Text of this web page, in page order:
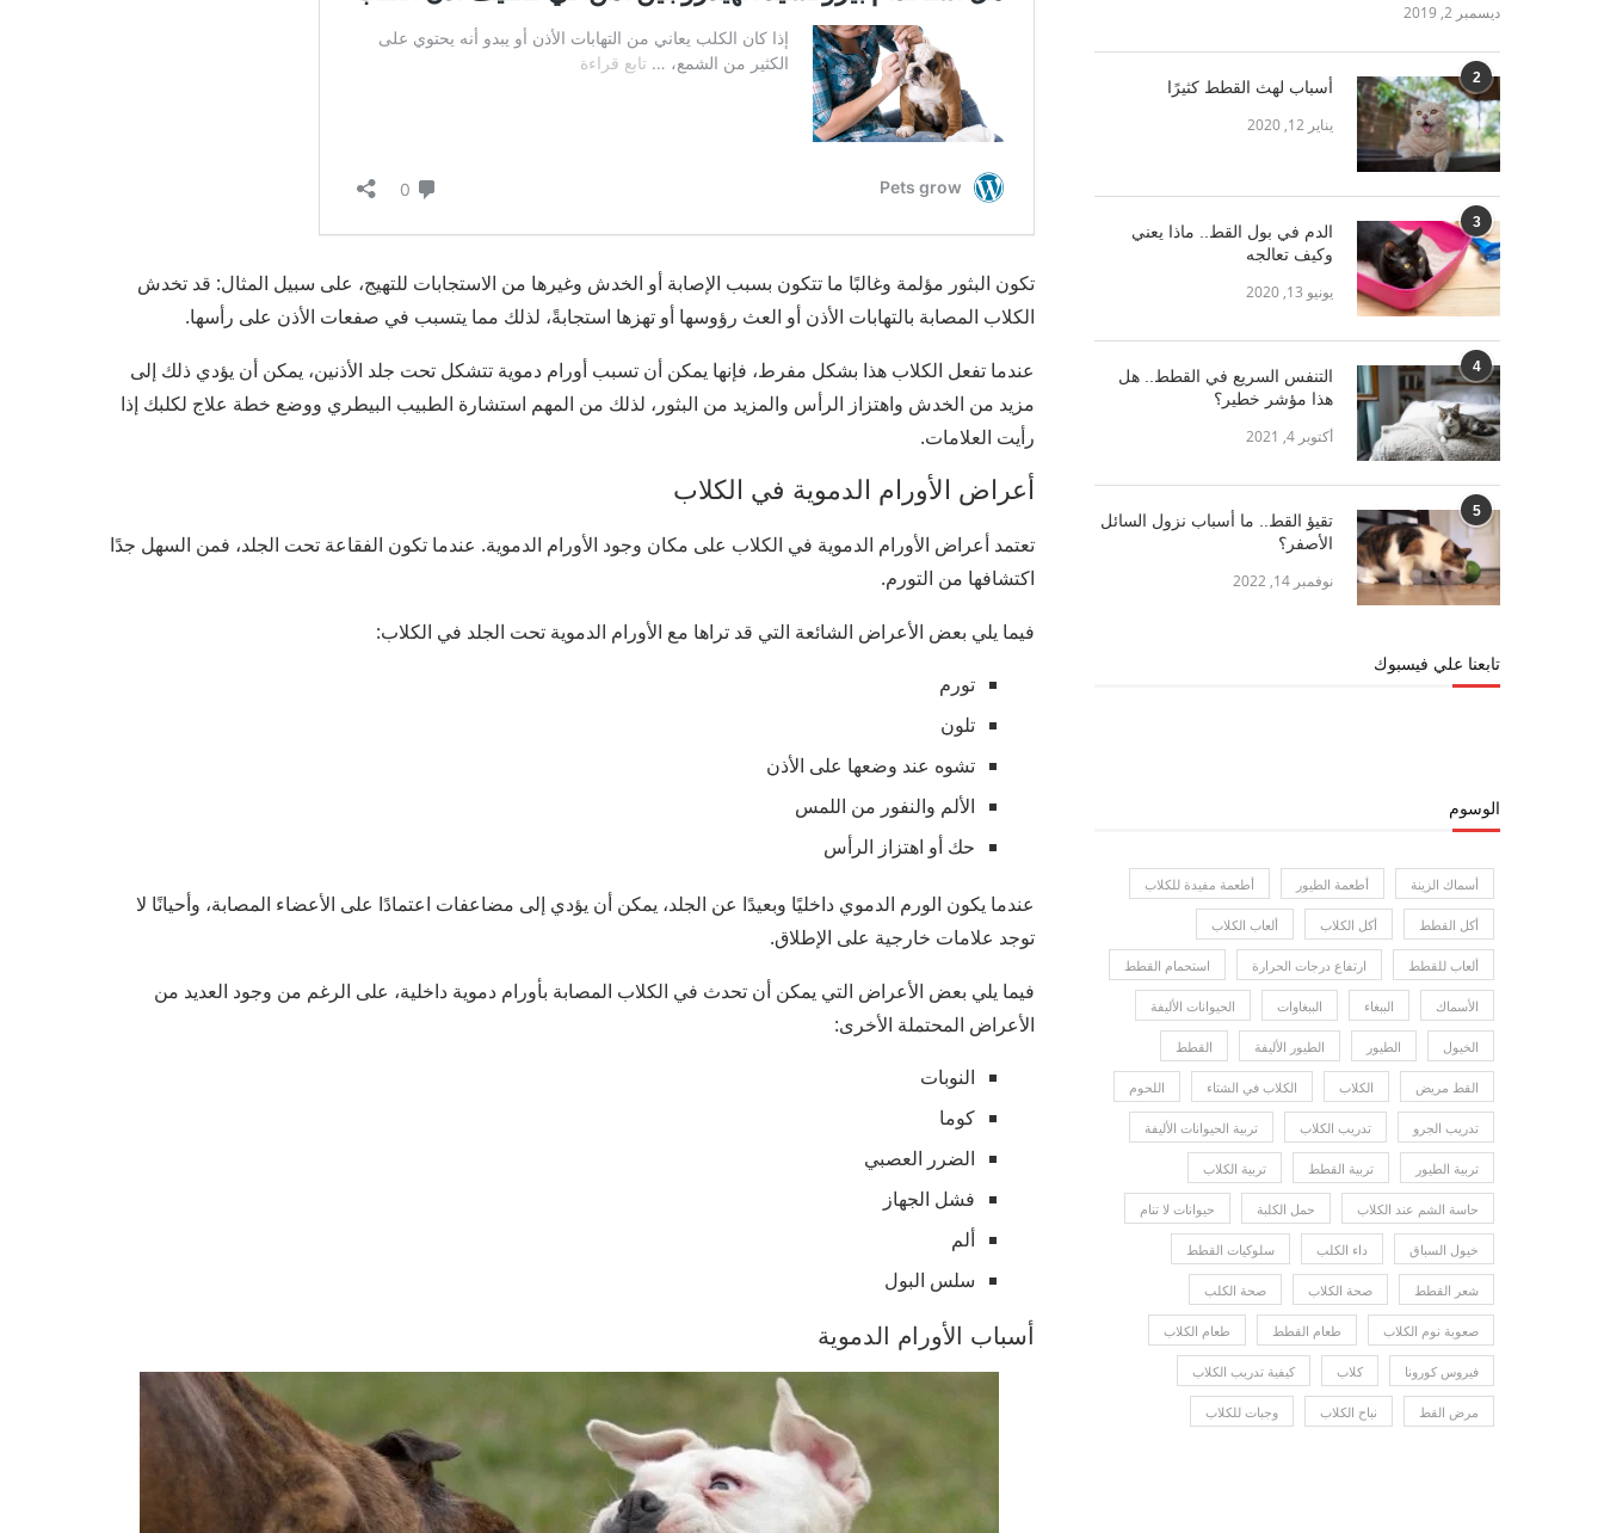
تكون البثور مؤلمة وغالبًا ما تتكون بسبب الإصابة أو الخدش وغيرها من الاستجابات للتهيج، على سبيل المثال: قد تخدش
الكلاب المصابة بالتهابات الأذن أو العث رؤوسها أو تهزها استجابةً، لذلك مما يتسبب في صفعات الأذن على رأسها.
عندما تفعل الكلاب هذا بشكل مفرط، فإنها يمكن أن تسبب أورام دموية تتشكل تحت جلد الأذنين، يمكن أن يؤدي ذلك إلى
مزيد من الخدش واهتزاز الرأس والمزيد من البثور، لذلك من المهم استشارة الطبيب البيطري ووضع خطة علاج لكلبك إذا
رأيت العلامات.
أعراض الأورام الدموية في الكلاب
تعتمد أعراض الأورام الدموية في الكلاب على مكان وجود الأورام الدموية. عندما تكون الفقاعة تحت الجلد، فمن السهل جدًا
اكتشافها من التورم.
فيما يلي بعض الأعراض الشائعة التي قد تراها مع الأورام الدموية تحت الجلد في الكلاب:
تورم
تلون
تشوه عند وضعها على الأذن
الألم والنفور من اللمس
حك أو اهتزاز الرأس
عندما يكون الورم الدموي داخليًا وبعيدًا عن الجلد، يمكن أن يؤدي إلى مضاعفات اعتمادًا على الأعضاء المصابة، وأحيانًا لا
توجد علامات خارجية على الإطلاق.
فيما يلي بعض الأعراض التي يمكن أن تحدث في الكلاب المصابة بأورام دموية داخلية، على الرغم من وجود العديد من
الأعراض المحتملة الأخرى:
النوبات
كوما
الضرر العصبي
فشل الجهاز
ألم
سلس البول
أسباب الأورام الدموية
ديسمبر 2, 2019
2 أسباب لهث القطط كثيرًا
يناير 12, 2020
3
الدم في بول القط.. ماذا يعني
وكيف تعالجه
يونيو 13, 2020
4
التنفس السريع في القطط.. هل
هذا مؤشر خطير؟
أكتوبر 4, 2021
5
تقيؤ القط.. ما أسباب نزول السائل
الأصفر؟
نوفمبر 14, 2022
تابعنا علي فيسبوك
الوسوم
أسماك الزينة أطعمة الطيور أطعمة مفيدة للكلاب
أكل القطط أكل الكلاب ألعاب الكلاب
ألعاب للقطط ارتفاع درجات الحرارة استحمام القطط
الأسماك الببغاء الببغاوات الحيوانات الأليفة
الخيول الطيور الطيور الأليفة القطط
القط مريض الكلاب الكلاب في الشتاء اللحوم
تدريب الجرو تدريب الكلاب تربية الحيوانات الأليفة
تربية الطيور تربية القطط تربية الكلاب
حاسة الشم عند الكلاب حمل الكلبة حيوانات لا تنام
خيول السباق داء الكلب سلوكيات القطط
شعر القطط صحة الكلاب صحة الكلب
صعوبة نوم الكلاب طعام القطط طعام الكلاب
فيروس كورونا كلاب كيفية تدريب الكلاب
مرض القط نباح الكلاب وجبات للكلاب